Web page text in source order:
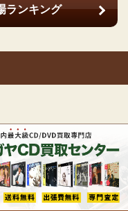
ランキング